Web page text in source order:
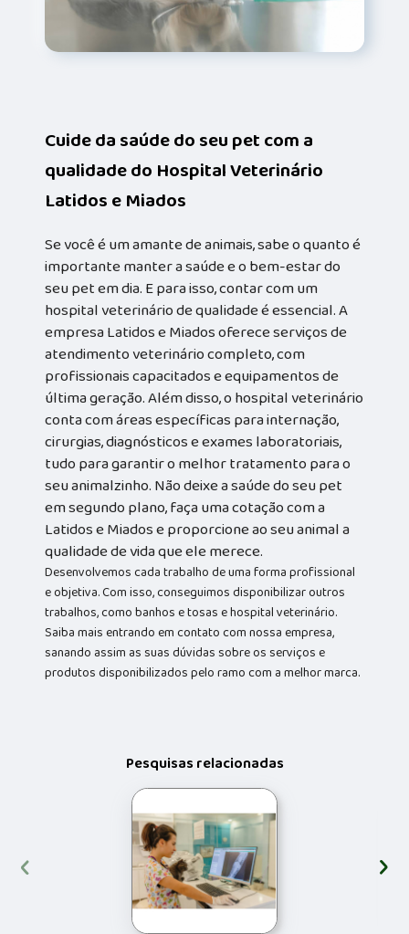
Cuide da saúde do seu pet com a
qualidade do Hospital Veterinário
Latidos e Miados
Se você é um amante de animais, sabe o quanto é
importante manter a saúde e o bem-estar do
seu pet em dia. E para isso, contar com um
hospital veterinário de qualidade é essencial. A
empresa Latidos e Miados oferece serviços de
atendimento veterinário completo, com
profissionais capacitados e equipamentos de
última geração. Além disso, o hospital veterinário
conta com áreas específicas para internação,
cirurgias, diagnósticos e exames laboratoriais,
tudo para garantir o melhor tratamento para o
seu animalzinho. Não deixe a saúde do seu pet
em segundo plano, faça uma cotação com a
Latidos e Miados e proporcione ao seu animal a
qualidade de vida que ele merece.
Desenvolvemos cada trabalho de uma forma profissional
e objetiva. Com isso, conseguimos disponibilizar outros
trabalhos, como banhos e tosas e hospital veterinário.
Saiba mais entrando em contato com nossa empresa,
sanando assim as suas dúvidas sobre os serviços e
produtos disponibilizados pelo ramo com a melhor marca.
Pesquisas relacionadas
‹ ›